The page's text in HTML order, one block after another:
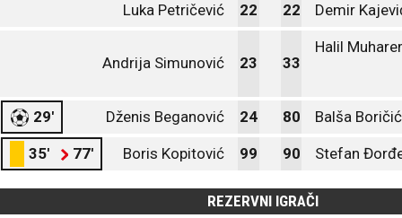
Luka Petričević 22 22 Demir
Andrija Simunović 23 33
Halil
29' Dženis Beganović 24 80 Balša Boričić
35' 77' Boris Kopitović 99 90 Stefan
REZERVNI IGRAČI